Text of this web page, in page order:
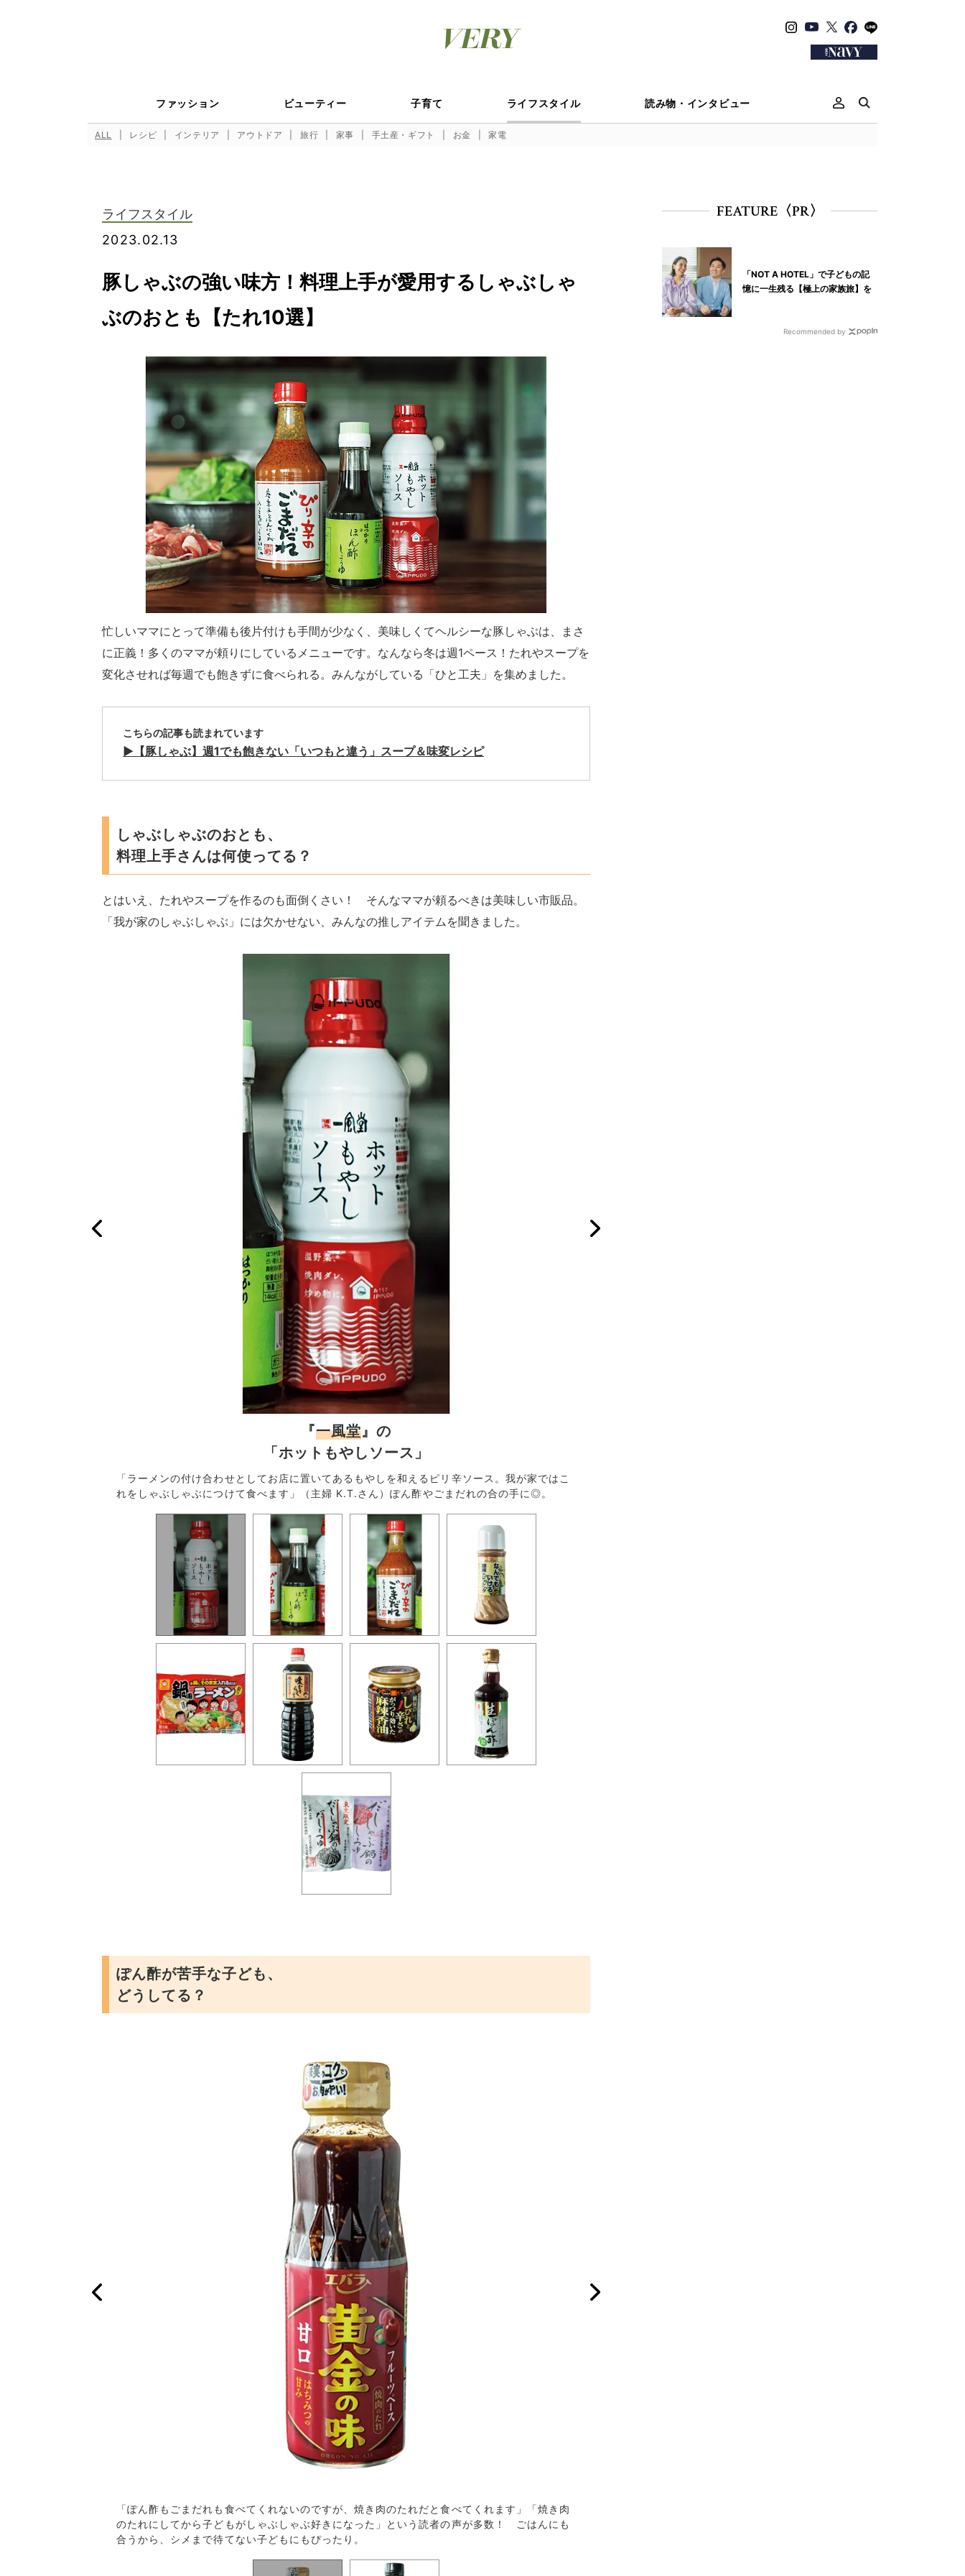
ファッション ビューティー 子育て ライフスタイル 読み物・インタビュー
ALL レシピ インテリア アウトドア 旅行 家事 手土産・ギフト お金 家電
ライフスタイル
2023.02.13
豚しゃぶの強い味方！料理上手が愛用するしゃぶしゃ
ぶのおとも【たれ10選】
忙しいママにとって準備も後片付けも手間が少なく、美味しくてヘルシーな豚しゃぶは、まさ
に正義！多くのママが頼りにしているメニューです。なんなら冬は週1ペース！たれやスープを
変化させれば毎週でも飽きずに食べられる。みんながしている「ひと工夫」を集めました。
こちらの記事も読まれています
▶︎【豚しゃぶ】週1でも飽きない「いつもと違う」スープ＆味変レシピ
しゃぶしゃぶのおとも、
料理上手さんは何使ってる？
とはいえ、たれやスープを作るのも面倒くさい！ そんなママが頼るべきは美味しい市販品。
「我が家のしゃぶしゃぶ」には欠かせない、みんなの推しアイテムを聞きました。
『一風堂』の
「ホットもやしソース」
「ラーメンの付け合わせとしてお店に置いてあるもやしを和えるピリ辛ソース。我が家ではこ
れをしゃぶしゃぶにつけて食べます」（主婦 K.T.さん）ぽん酢やごまだれの合の手に◎。
ぽん酢が苦手な子ども、
どうしてる？
「ぽん酢もごまだれも食べてくれないのですが、焼き肉のたれだと食べてくれます」「焼き肉
のたれにしてから子どもがしゃぶしゃぶ好きになった」という読者の声が多数！ ごはんにも
合うから、シメまで待てない子どもにもぴったり。
FEATURE〈PR〉
「NOT A HOTEL」で子どもの記
憶に一生残る【極上の家族旅】を
Recommended by